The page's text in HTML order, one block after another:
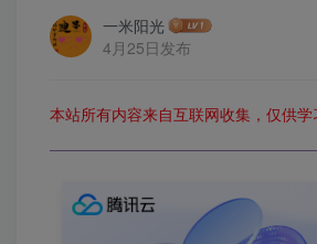
一米阳光
4月25日发布
本站所有内容来自互联网收集，仅供